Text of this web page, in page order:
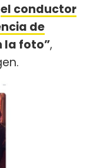
el conductor
de
la foto”,